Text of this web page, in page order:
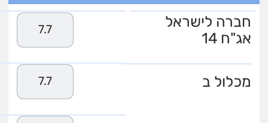
חברה לישראל
אג"ח 14
7.7
מכלול ב 7.7